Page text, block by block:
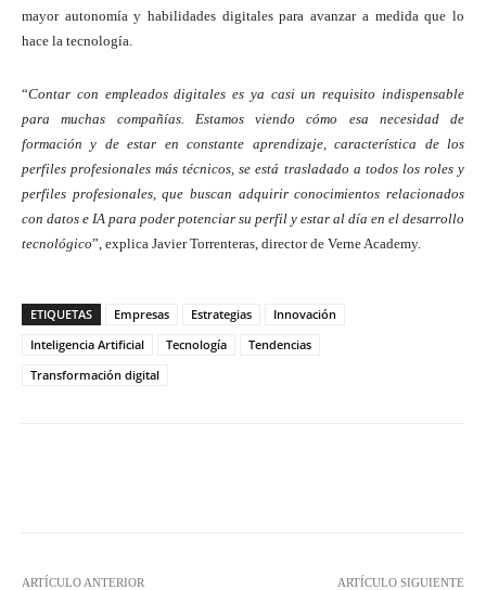
mayor autonomía y habilidades digitales para avanzar a medida que lo
hace la tecnología.
“Contar con empleados digitales es ya casi un requisito indispensable
para muchas compañías. Estamos viendo cómo esa necesidad de
formación y de estar en constante aprendizaje, característica de los
perfiles profesionales más técnicos, se está trasladado a todos los roles y
perfiles profesionales, que buscan adquirir conocimientos relacionados
con datos e IA para poder potenciar su perfil y estar al día en el desarrollo
tecnológico”, explica Javier Torrenteras, director de Verne Academy.
ETIQUETAS Empresas Estrategias
Innovación
Inteligencia Artificial
Tecnología
Tendencias
Transformación digital
ARTÍCULO ANTERIOR ARTÍCULO SIGUIENTE